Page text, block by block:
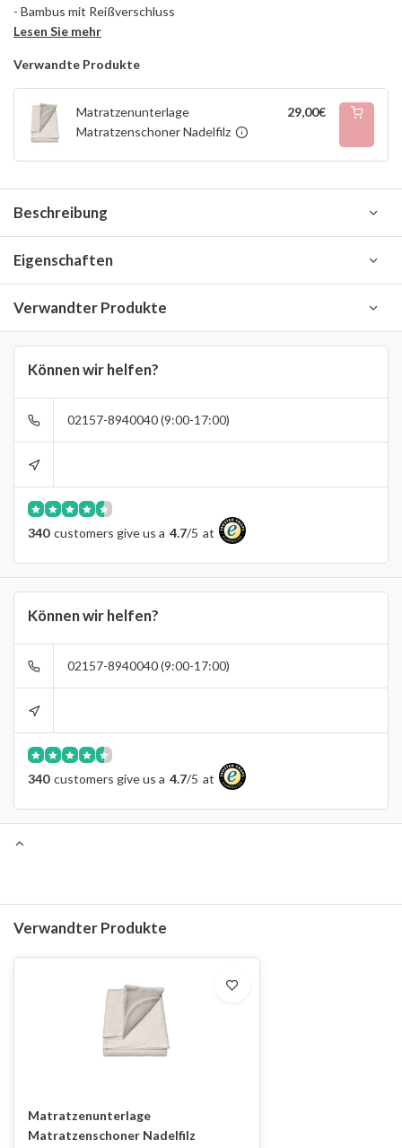
- Bambus mit Reißverschluss
Lesen Sie mehr
Verwandte Produkte
Matratzenunterlage
Matratzenschoner Nadelfilz
29,00€
Beschreibung
Eigenschaften
Verwandter Produkte
Können wir helfen?
02157-8940040 (9:00-17:00)
340 customers give us a 4.7/5 at
Können wir helfen?
02157-8940040 (9:00-17:00)
340 customers give us a 4.7/5 at
Verwandter Produkte
Matratzenunterlage
Matratzenschoner Nadelfilz